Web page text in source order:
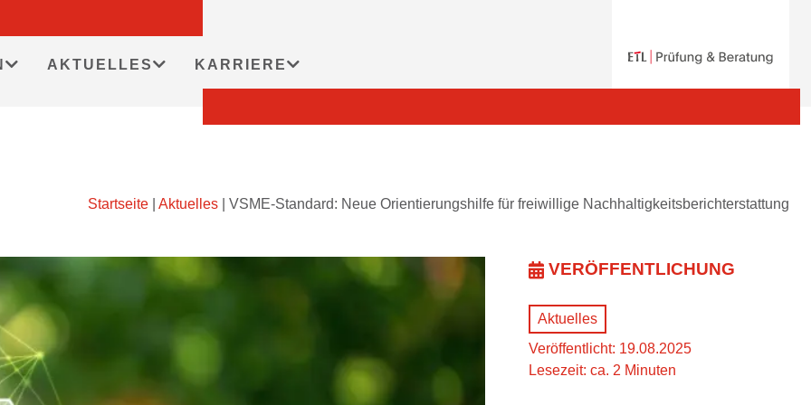
AKTUELLES KARRIERE
Startseite Aktuelles VSME-Standard: Neue Orientierungshilfe für freiwillige Nachhaltigkeitsberichterstattung
VERÖFFENTLICHUNG
Aktuelles
Veröffentlicht: 19.08.2025
Lesezeit: ca. 2 Minuten